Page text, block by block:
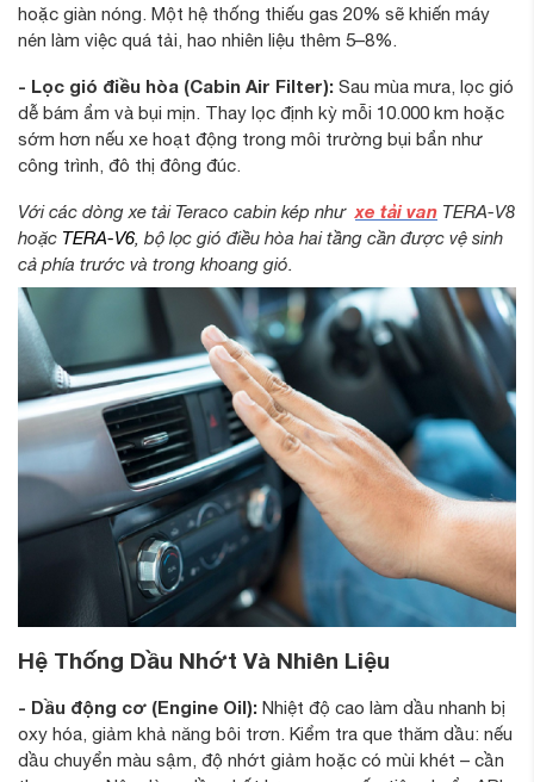
hoặc giàn nóng. Một hệ thống thiếu gas 20% sẽ khiến máy
nén làm việc quá tải, hao nhiên liệu thêm 5–8%.
- Lọc gió điều hòa (Cabin Air Filter): Sau mùa mưa, lọc gió
dễ bám ẩm và bụi mịn. Thay lọc định kỳ mỗi 10.000 km hoặc
sớm hơn nếu xe hoạt động trong môi trường bụi bẩn như
công trình, đô thị đông đúc.
Với các dòng xe tải Teraco cabin kép nhưxe tải van TERA-V8
hoặc TERA-V6, bộ lọc gió điều hòa hai tầng cần được vệ sinh
cả phía trước và trong khoang gió.
Hệ Thống Dầu Nhớt Và Nhiên Liệu
- Dầu động cơ (Engine Oil): Nhiệt độ cao làm dầu nhanh bị
oxy hóa, giảm khả năng bôi trơn. Kiểm tra que thăm dầu: nếu
dầu chuyển màu sậm, độ nhớt giảm hoặc có mùi khét – cần